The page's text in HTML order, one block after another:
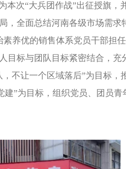
次“大兵团作战”出征授旗，
，全面总结河南各级市场需
养优的销售体系党员干部担
目标与团队目标紧密结合，
不让一个区域落后”为目标，
”为目标，组织党员、团员